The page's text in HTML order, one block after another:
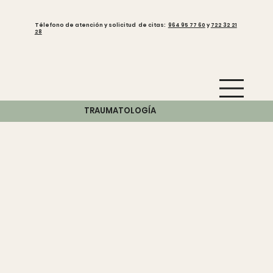
Télefono de atención y solicitud de citas: 964 95 77 60 y 722 32 21
28
TRAUMATOLOGÍA